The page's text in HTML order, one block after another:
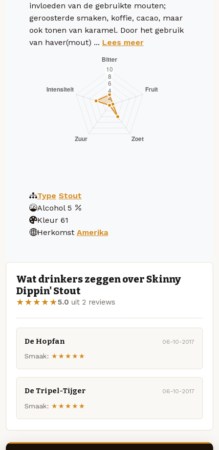
invloeden van de gebruikte mouten;
geroosterde smaken, koffie, cacao, maar
ook tonen van karamel. Door het gebruik
van haver(mout) ... Lees meer
Type Stout
Alcohol 5
Kleur 61
Herkomst Amerika
Wat drinkers zeggen over Skinny
Dippin' Stout
★★★★★5.0 uit 2 reviews
De Hopfan 06-10-2017
Smaak: ★★★★★
De Tripel-Tijger 06-10-2017
Smaak: ★★★★★